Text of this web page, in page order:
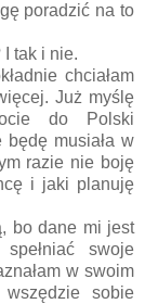
poradzić na to
tak i nie.
chciałam
Już myślę
do Polski
musiała w
razie nie boję
i jaki planuję
bo dane mi jest
swoje
w swoim
sobie